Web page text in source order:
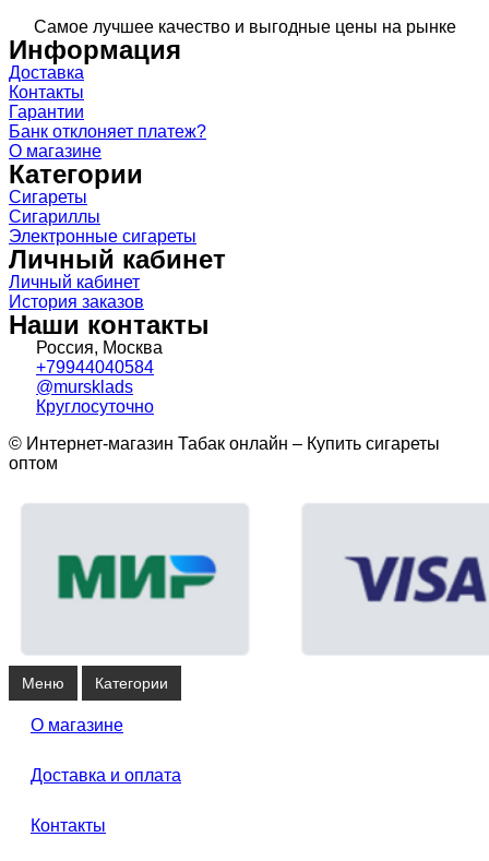
Самое лучшее качество и выгодные цены на рынке
Информация
Доставка
Контакты
Гарантии
Банк отклоняет платеж?
О магазине
Категории
Сигареты
Сигариллы
Электронные сигареты
Личный кабинет
Личный кабинет
История заказов
Наши контакты
Россия, Москва
+79944040584
@mursklads
Круглосуточно
© Интернет-магазин Табак онлайн – Купить сигареты
оптом
Меню Категории
О магазине
Доставка и оплата
Контакты